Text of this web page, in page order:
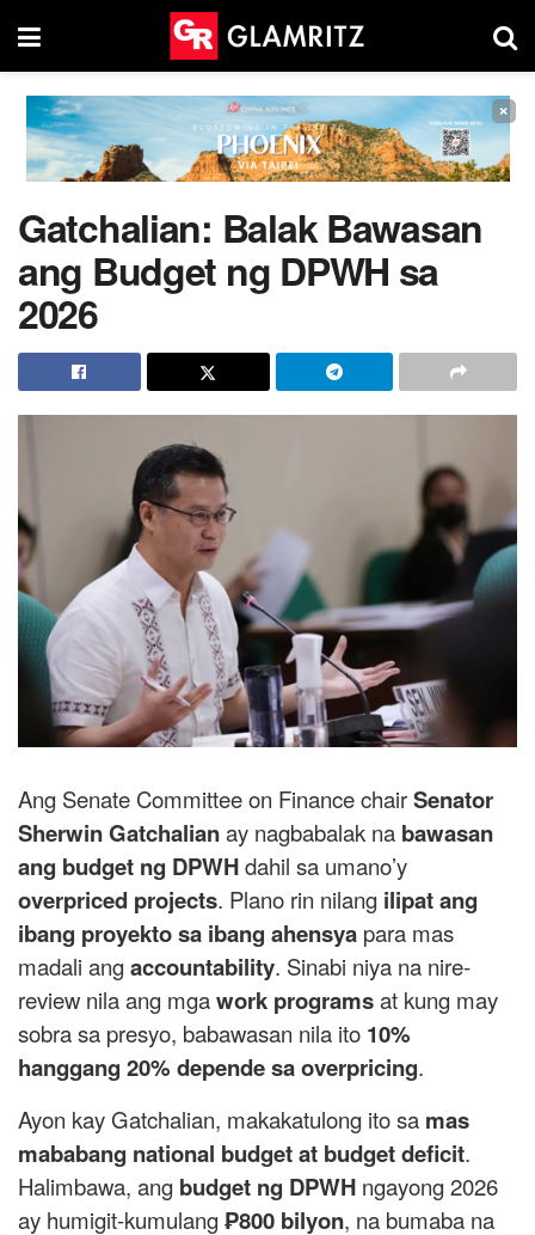
×
Gatchalian: Balak Bawasan
ang Budget ng DPWH sa
2026
Ang Senate Committee on Finance chairSenator
Sherwin Gatchalianay nagbabalak na bawasan
ang budget ng DPWHdahil sa umano’y
overpriced projects. Plano rin nilang ilipat ang
ibang proyekto sa ibang ahensya para mas
madali angaccountability. Sinabi niya na nire-
review nila ang mgawork programsat kung may
sobra sa presyo, babawasan nila ito 10%
hanggang 20% depende sa overpricing.
Ayon kay Gatchalian, makakatulong ito sa mas
mababang national budget at budget deficit.
Halimbawa, ang budget ng DPWH ngayong 2026
ay humigit-kumulang₱800 bilyon, na bumaba na